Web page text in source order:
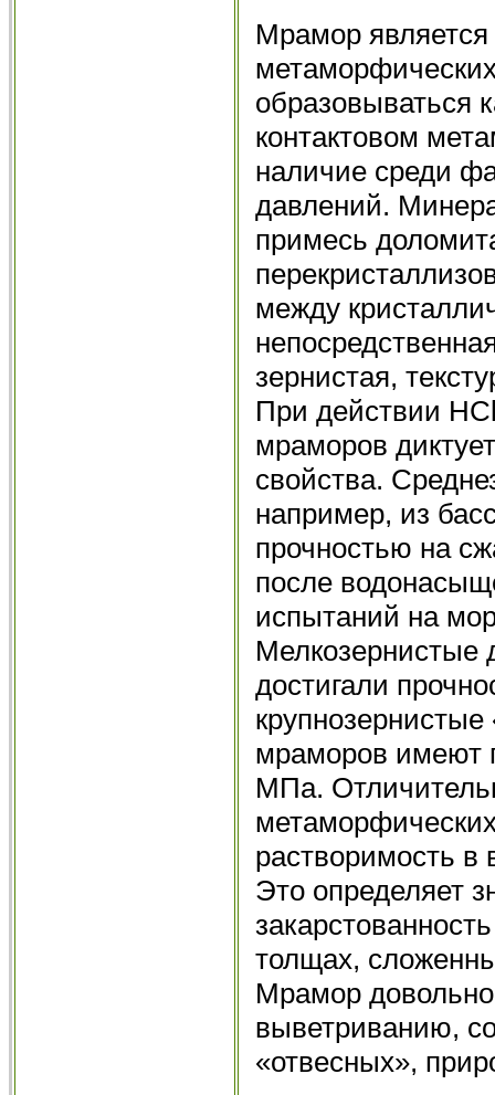
Мрамор является
образовываться
контактовом
наличие среди
давлений.
примесь
между
зернистая,
При действии
мраморов
свойства.
например, из
прочностью на
после
испытаний на
достигали
мраморов имеют
МПа.
растворимость в
Это определяет
толщах,
Мрамор
выветриванию,
«отвесных»,